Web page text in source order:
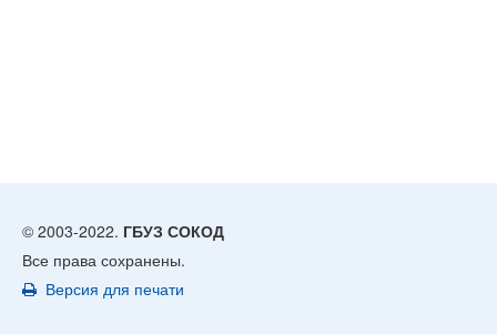
© 2003-2022. ГБУЗ СОКОД
Все права сохранены.
Версия для печати